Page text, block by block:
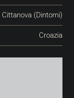
Cittanova (Dintorni)
Croazia